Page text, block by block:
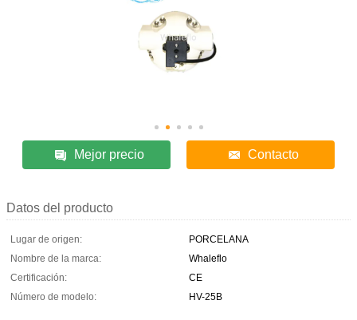
Mejor precio Contacto
Datos del producto
Lugar de origen:
PORCELANA
Nombre de la marca:
Whaleflo
Certificación:
CE
Número de modelo:
HV-25B